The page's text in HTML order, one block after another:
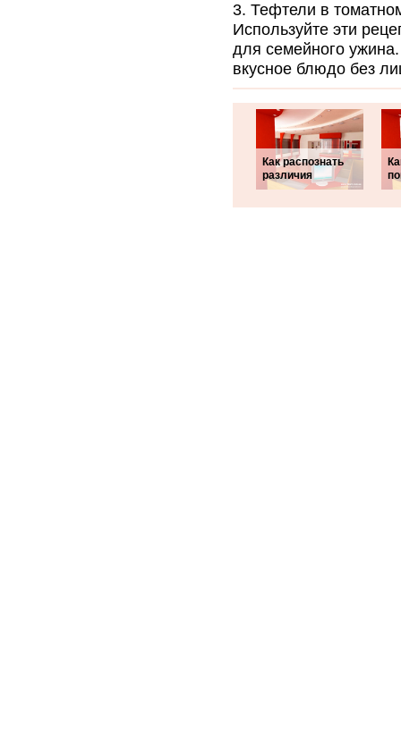
Тефтели в
Используйте эти
для семейного
вкусное блюдо без
Как распознать
различия